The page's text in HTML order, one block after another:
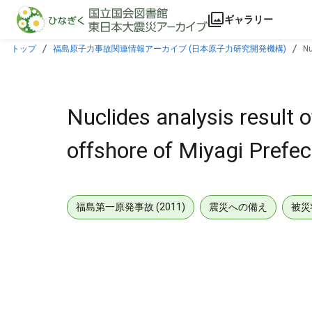
本文に飛ぶ
ギャラリー
トップ 福島原子力事故関連情報アーカイブ (日本原子力研究開発機構)
Nuclides analysis result
offshore of Miyagi
福島第一原発事故 (2011) 震災への備え 被災